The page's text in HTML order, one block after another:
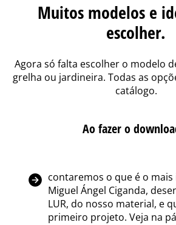
Muitos modelos e
escolher.
Agora só falta escolher o modelo
grelha ou jardineira. Todas as
catálogo.
Ao fazer o
contaremos o que é o
Miguel Ángel Ciganda,
LUR, do nosso material, e
primeiro projeto. Veja na